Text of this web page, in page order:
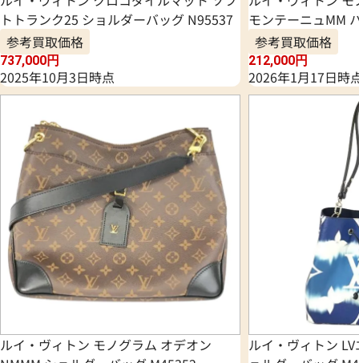
トトランク25 ショルダーバッグ N95537
参考買取価格
737,000円
2025年10月3日時点
モンテーニュMM
参考買取価格
212,000円
2026年1月17日時
ルイ・ヴィトン モノグラム オデオン
ルイ・ヴィトン